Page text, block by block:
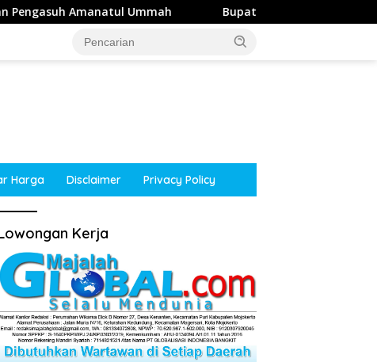
Bupati Mojokerto Dorong NasDem Jalin Kerja Sama
Harga Disclaimer Privacy Policy
Kerja